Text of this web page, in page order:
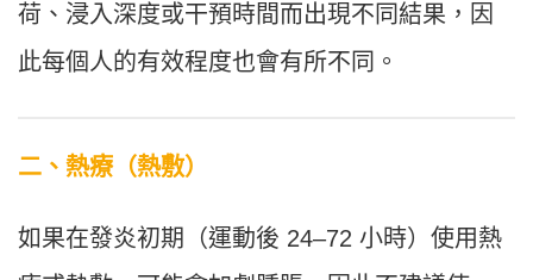
荷、浸入深度或干預時間而出現不同結果，因
此每個人的有效程度也會有所不同。
二、熱療（熱敷）
如果在發炎初期（運動後 24–72 小時）使用熱